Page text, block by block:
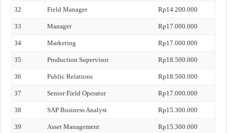
32 Field Manager Rp14.200.000
33 Manager Rp17.000.000
34 Marketing Rp17.000.000
35 Production Supervisor Rp18.500.000
36 Public Relations Rp18.500.000
37 Senior Field Operator Rp17.000.000
38 SAP Business Analyst Rp15.300.000
39 Asset Management Rp15.300.000